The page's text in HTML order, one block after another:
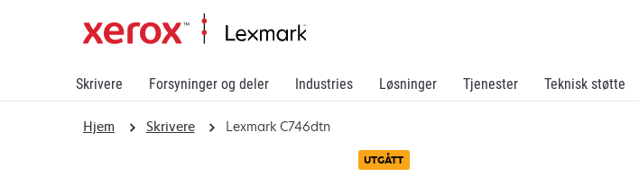
Skrivere Forsyninger og deler Industries Løsninger Tjenester Teknisk støtte
Hjem Skrivere Lexmark C746dtn
UTGÅTT